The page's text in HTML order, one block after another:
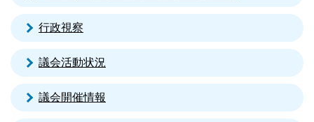
行政視察
議会活動状況
議会開催情報